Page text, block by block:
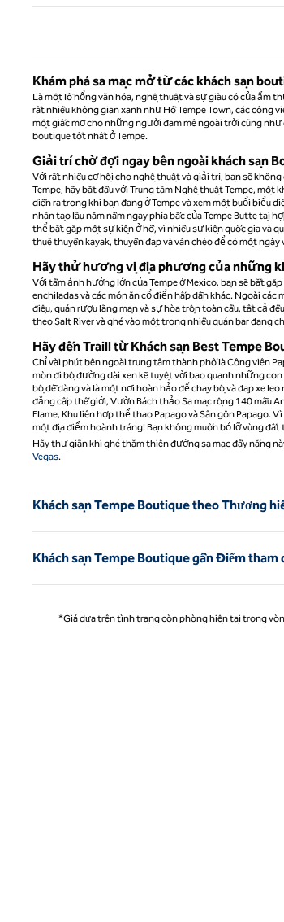
Khám phá sa mạc mở từ các khách sạn
Là một lỗ hổng văn hóa, nghệ thuật và sự giàu có của ẩm
rất nhiều không gian xanh như Hồ Tempe Town, các
một giấc mơ cho những người đam mê ngoài trời cũng
boutique tốt nhất ở Tempe.
Giải trí chờ đợi ngay bên ngoài khách sạn
Với rất nhiều cơ hội cho nghệ thuật và giải trí, bạn sẽ
Tempe, hãy bắt đầu với Trung tâm Nghệ thuật Tempe,
diễn ra trong khi bạn đang ở Tempe và xem một buổi biểu
nhân tạo lâu năm nằm ngay phía bắc của Tempe Butte tại
thể bắt gặp một sự kiện ở hồ, vì nhiều sự kiện quốc gia và
thuê thuyền kayak, thuyền đạp và ván chèo để có một
Hãy thử hương vị địa phương của những
Với tầm ảnh hưởng lớn của Tempe ở Mexico, bạn sẽ bắt
enchiladas và các món ăn cổ điển hấp dẫn khác. Ngoài
điệu, quán rượu lãng mạn và sự hòa trộn toàn cầu, tất cả
theo Salt River và ghé vào một trong nhiều quán bar đang
Hãy đến Traill từ Khách sạn Best Tempe
Chỉ vài phút bên ngoài trung tâm thành phố là Công viên
mòn đi bộ đường dài xen kẽ tuyệt vời bao quanh những
bộ dễ dàng và là một nơi hoàn hảo để chạy bộ và đạp xe
đẳng cấp thế giới, Vườn Bách thảo Sa mạc rộng 140 mẫu
Flame, Khu liên hợp thể thao Papago và Sân gôn Papago.
một địa điểm hoành tráng! Bạn không muốn bỏ lỡ vùng
Hãy thư giãn khi ghé thăm thiên đường sa mạc đầy nắng
Vegas.
Khách sạn Tempe Boutique theo Thương
Khách sạn Tempe Boutique gần Điểm tham
*Giá dựa trên tình trạng còn phòng hiện tại trong